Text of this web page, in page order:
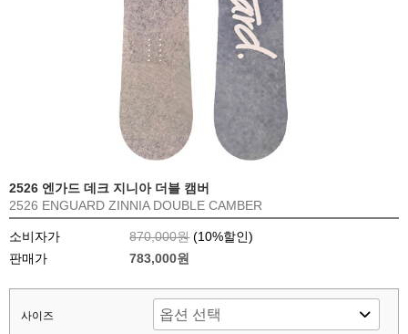
2526 엔가드 데크 지니아 더블 캠버
2526 ENGUARD ZINNIA DOUBLE CAMBER
소비자가 870,000원 (10%할인)
판매가
783,000원
사이즈